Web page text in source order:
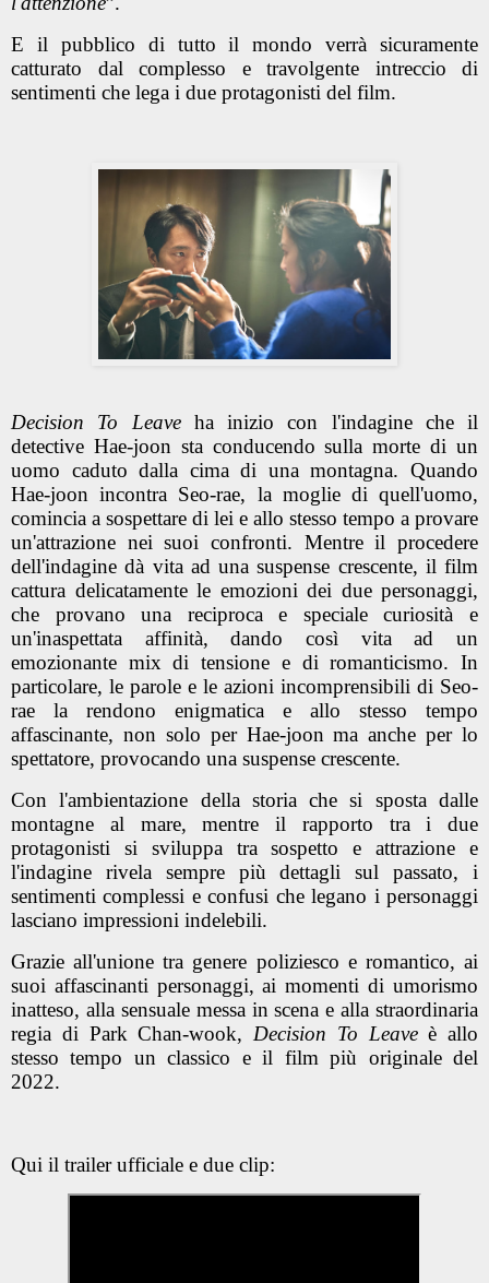
E il pubblico di tutto il mondo verrà sicuramente
catturato dal complesso e travolgente intreccio di
sentimenti che lega i due protagonisti del film.
Decision To Leaveha inizio con l'indagine che il
detective Hae-joon sta conducendo sulla morte di un
uomo caduto dalla cima di una montagna. Quando
Hae-joon incontra Seo-rae, la moglie di quell'uomo,
comincia a sospettare di lei e allo stesso tempo a provare
un'attrazione nei suoi confronti. Mentre il procedere
dell'indagine dà vita ad una suspense crescente, il film
cattura delicatamente le emozioni dei due personaggi,
che provano una reciproca e speciale curiosità e
un'inaspettata affinità, dando così vita ad un
emozionante mix di tensione e di romanticismo. In
particolare, le parole e le azioni incomprensibili di Seo-
rae la rendono enigmatica e allo stesso tempo
affascinante, non solo per Hae-joon ma anche per lo
spettatore, provocando una suspense crescente.
Con l'ambientazione della storia che si sposta dalle
montagne al mare, mentre il rapporto tra i due
protagonisti si sviluppa tra sospetto e attrazione e
l'indagine rivela sempre più dettagli sul passato, i
sentimenti complessi e confusi che legano i personaggi
lasciano impressioni indelebili.
Grazie all'unione tra genere poliziesco e romantico, ai
suoi affascinanti personaggi, ai momenti di umorismo
inatteso, alla sensuale messa in scena e alla straordinaria
regia di Park Chan-wook, Decision To Leaveè allo
stesso tempo un classico e il film più originale del
2022.
Qui il trailer ufficiale e due clip: